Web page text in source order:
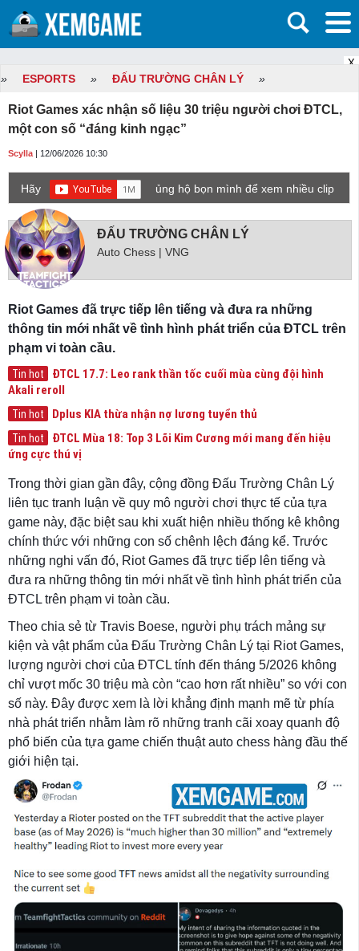
X
» ESPORTS » ĐẤU TRƯỜNG CHÂN LÝ »
Riot Games xác nhận số liệu 30 triệu người chơi ĐTCL,
một con số “đáng kinh ngạc”
Scylla | 12/06/2026 10:30
Hãy
ủng hộ bọn mình để xem nhiều clip
game mới hơn nhé!
ĐẤU TRƯỜNG CHÂN LÝ
Auto Chess | VNG
Riot Games đã trực tiếp lên tiếng và đưa ra những
thông tin mới nhất về tình hình phát triển của ĐTCL trên
phạm vi toàn cầu.
Tin hot
ĐTCL 17.7: Leo rank thần tốc cuối mùa cùng đội hình
Akali reroll
Tin hot Dplus KIA thừa nhận nợ lương tuyển thủ
Tin hot
ĐTCL Mùa 18: Top 3 Lõi Kim Cương mới mang đến hiệu
ứng cực thú vị
Trong thời gian gần đây, cộng đồng Đấu Trường Chân Lý
liên tục tranh luận về quy mô người chơi thực tế của tựa
game này, đặc biệt sau khi xuất hiện nhiều thống kê không
chính thức với những con số chênh lệch đáng kể. Trước
những nghi vấn đó, Riot Games đã trực tiếp lên tiếng và
đưa ra những thông tin mới nhất về tình hình phát triển của
ĐTCL trên phạm vi toàn cầu.
Theo chia sẻ từ Travis Boese, người phụ trách mảng sự
kiện và vật phẩm của Đấu Trường Chân Lý tại Riot Games,
lượng người chơi của ĐTCL tính đến tháng 5/2026 không
chỉ vượt mốc 30 triệu mà còn “cao hơn rất nhiều” so với con
số này. Đây được xem là lời khẳng định mạnh mẽ từ phía
nhà phát triển nhằm làm rõ những tranh cãi xoay quanh độ
phổ biến của tựa game chiến thuật auto chess hàng đầu thế
giới hiện tại.